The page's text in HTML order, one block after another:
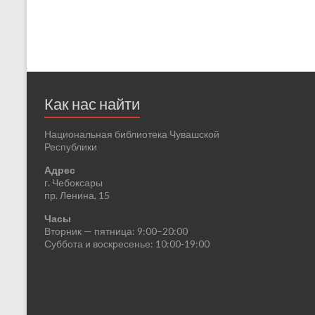
Как нас найти
Национальная библиотека Чувашской
Республики
Адрес
г. Чебоксары
пр. Ленина, 15
Часы
Вторник — пятница: 9:00–20:00
Суббота и воскресенье: 10:00-19:00